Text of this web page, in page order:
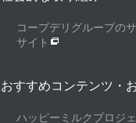
コープデリグループの
サイト
おすすめコンテンツ・
ハッピーミルクプロジ